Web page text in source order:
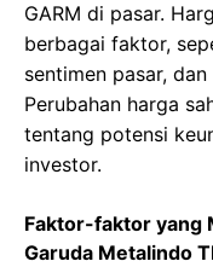
GARM di pasar.
berbagai faktor,
sentimen pasar,
Perubahan harga
tentang potensi
investor.
Faktor-faktor yang
Garuda Metalindo